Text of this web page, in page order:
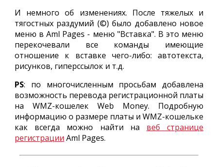
И немного об изменениях. После тяжелых и
тягостных раздумий (©) было добавлено новое
меню в Aml Pages - меню "Вставка". В это меню
перекочевали все команды имеющие
отношение к вставке чего-либо: автотекста,
рисунков, гиперссылок и т.д.
PS: по многочисленным просьбам добавлена
возможность перевода регистрационной платы
на WMZ-кошелек Web Money. Подробную
информацию о размере платы и WMZ-кошельке
как всегда можно найти на веб странице
регистрации Aml Pages.